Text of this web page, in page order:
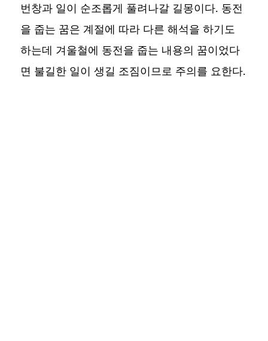
번창과 일이 순조롭게 풀려나갈 길몽이다. 동전
을 줍는 꿈은 계절에 따라 다른 해석을 하기도
하는데 겨울철에 동전을 줍는 내용의 꿈이었다
면 불길한 일이 생길 조짐이므로 주의를 요한다.